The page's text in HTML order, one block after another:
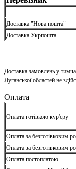
Доставка "Нова пошта"
Доставка Укрпошта
Доставка замовлень у
Луганської областей не
Оплата
Оплата готівкою кур'єру
Оплата за безготівковим
Оплата за безготівковим
Оплата постоплатою